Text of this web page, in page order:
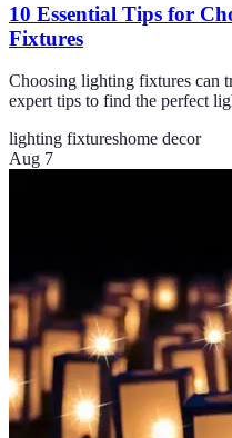
10 Essential Tips for
Fixtures
Choosing lighting fixtures can
expert tips to find the perfect
lighting fixtureshome decor
Aug 7